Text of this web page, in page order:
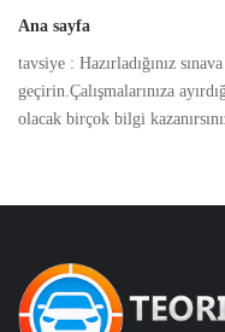
Ana sayfa
tavsiye : Hazırladığınız
geçirin.Çalışmalarınıza
olacak birçok bilgi